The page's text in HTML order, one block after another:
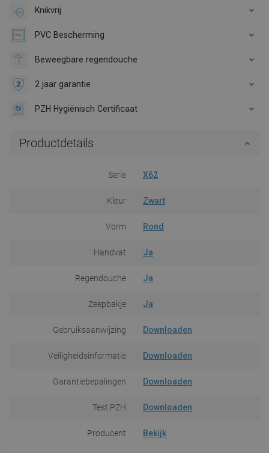
Knikvrij
PVC Bescherming
Beweegbare regendouche
2 jaar garantie
PZH Hygiënisch Certificaat
Productdetails
Serie X62
Kleur Zwart
Vorm Rond
Handvat Ja
Regendouche Ja
Zeepbakje Ja
Gebruiksaanwijzing Downloaden
Veiligheidsinformatie Downloaden
Garantiebepalingen Downloaden
Test PZH Downloaden
Producent Bekijk